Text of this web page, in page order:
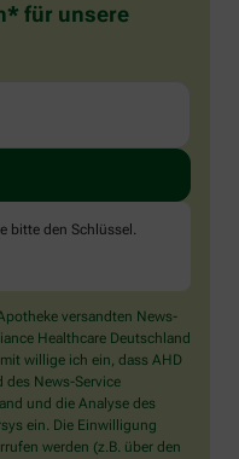
für unsere
bitte den Schlüssel .
versandten News-
Healthcare Deutschland
willige ich ein, dass AHD
des News-Service
und die Analyse des
ein. Die Einwilligung
werden (z.B. über den